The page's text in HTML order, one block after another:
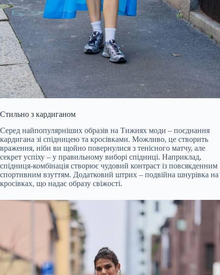
Стильно з кардиганом
Серед найпопулярніших образів на Тижнях моди – поєднання
кардигана зі спідницею та кросівками. Можливо, це створить
враження, ніби ви щойно повернулися з тенісного матчу, але
секрет успіху – у правильному виборі спідниці. Наприклад,
спідниця-комбінація створює чудовий контраст із повсякденним
спортивним взуттям. Додатковий штрих – подвійна шнурівка на
кросівках, що надає образу свіжості.